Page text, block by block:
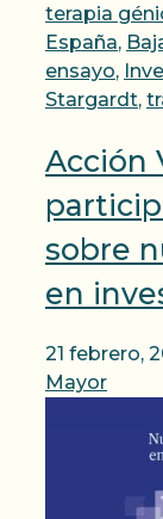
terapia
España,
ensayo,
Stargardt,
Acción
sobre
en
21 febrero,
Mayor